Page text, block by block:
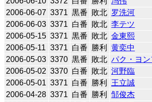
2006-06-07 3371 黒番 敗北 罗洗河
2006-06-03 3371 白番 敗北 李テツ
2006-05-15 3371 黒番 敗北 金東熙
2006-05-11 3371 白番 勝利 黄奕中
2006-05-03 3370 黒番 敗北 パク・ヨン
2006-05-02 3370 白番 敗北 河野臨
2006-05-01 3371 白番 勝利 王立誠
2006-04-28 3371 白番 勝利 邹俊杰